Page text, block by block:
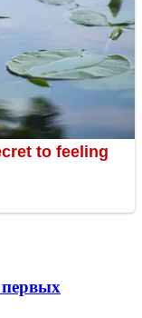
первых